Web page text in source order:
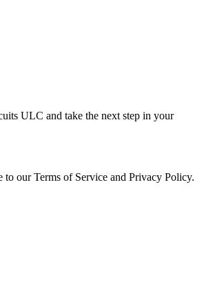
ULC and take the next step in your
to our Terms of Service and Privacy Policy.